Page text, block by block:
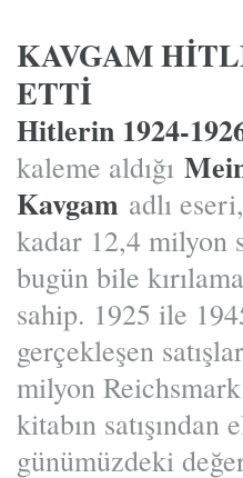
KAVGAM
ETTİ
Hitlerin 1924-
kaleme aldığı
Kavgam adlı
kadar 12,4 milyon
bugün bile
sahip. 1925 ile
gerçekleşen
milyon
kitabın satışından
günümüzdeki